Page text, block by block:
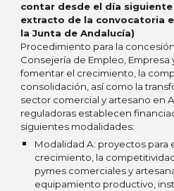
contar desde el día
extracto de la convocatoria
la Junta de Andalucía)
Procedimiento para la
Consejería de Empleo, Empresa
fomentar el crecimiento, la
consolidación, así como la
sector comercial y artesano en
reguladoras establecen
siguientes modalidades:
Modalidad A: proyectos para
crecimiento, la
pymes comerciales y
equipamiento productivo,